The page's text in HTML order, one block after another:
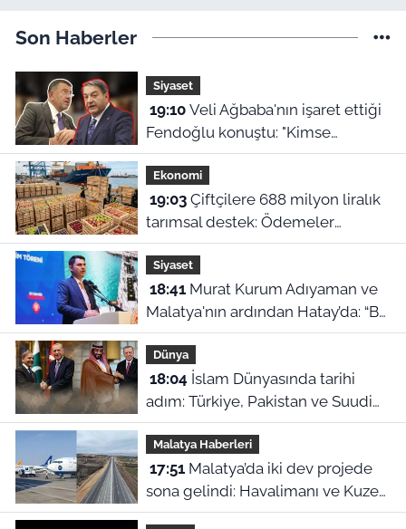
Son Haberler
Siyaset
19:10Veli Ağbaba'nın işaret ettiği
Fendoğlu konuştu: "Kimse
kimseye kefil olamaz"
Ekonomi
19:03Çiftçilere 688 milyon liralık
tarımsal destek: Ödemeler
hesaplara yatıyor
Siyaset
18:41Murat Kurum Adıyaman ve
Malatya'nın ardından Hatay’da: “Bu
işler ahbap çavuş ilişkisiyle
yürümez”
Dünya
18:04
adım: Türkiye, Pakistan ve Suudi
Arabistan'dan Ortak Savunma
Anlaşması!
Malatya Haberleri
17:51Malatya’da iki dev projede
sona gelindi: Havalimanı ve Kuzey
Çevre Yolu için açılış tarihleri ilan